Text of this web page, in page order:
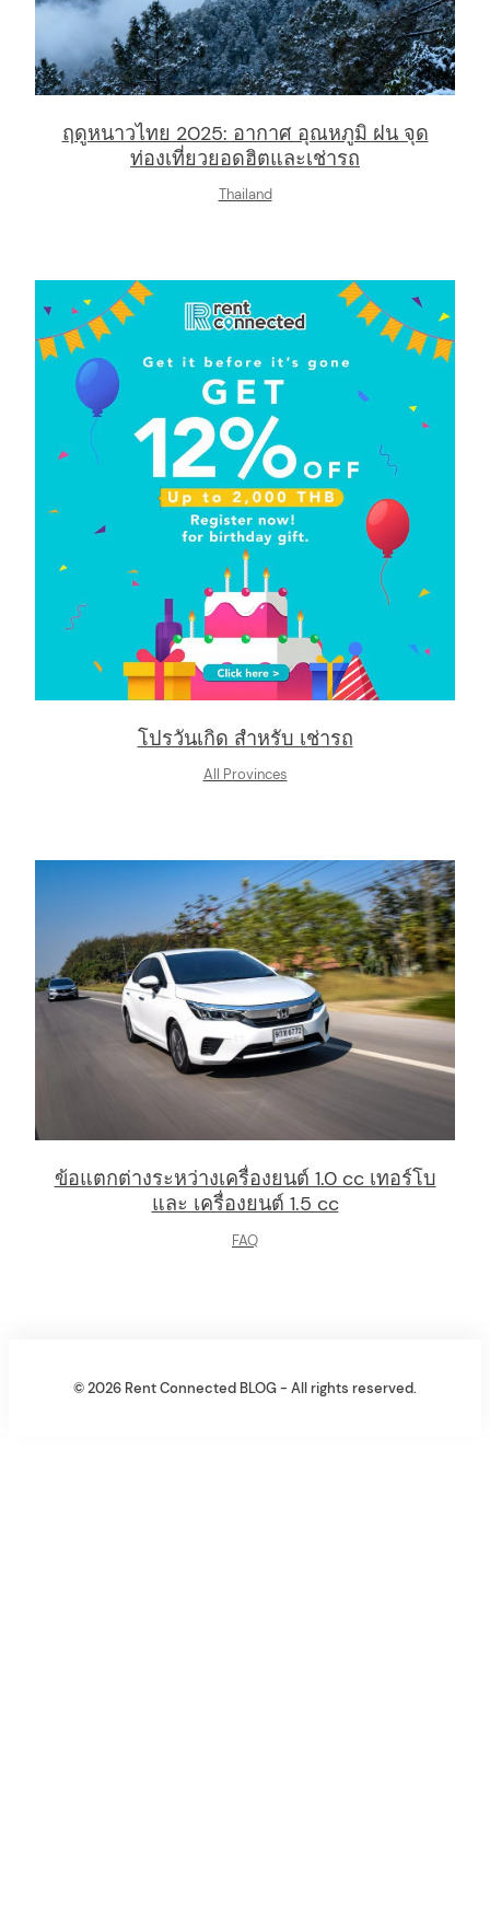
ฤดูหนาวไทย 2025: อากาศ อุณหภูมิ ฝน จุด
ท่องเที่ยวยอดฮิตและเช่ารถ
Thailand
โปรวันเกิด สำหรับ เช่ารถ
All Provinces
ข้อแตกต่างระหว่างเครื่องยนต์ 1.0 cc เทอร์โบ
และ เครื่องยนต์ 1.5 cc
FAQ
© 2026 Rent Connected BLOG - All rights reserved.